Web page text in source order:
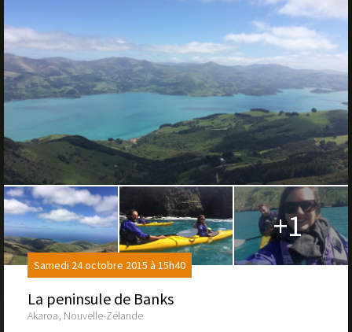
+1
Samedi 24 octobre 2015 à 15h40
La peninsule de Banks
Akaroa, Nouvelle-Zélande